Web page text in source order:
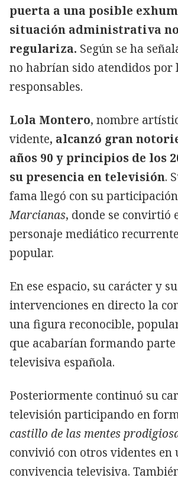
puerta a una posible
situación administrativa
regulariza. Según se ha
no habrían sido atendidos por
responsables.
Lola Montero, nombre
vidente, alcanzó gran
años 90 y principios de los
su presencia en televisión.
fama llegó con su
Marcianas, donde se convirtió
personaje mediático
popular.
En ese espacio, su carácter y
intervenciones en directo la
una figura reconocible,
que acabarían formando
televisiva española.
Posteriormente continuó su
televisión participando en
castillo de las mentes
convivió con otros videntes en
convivencia televisiva.